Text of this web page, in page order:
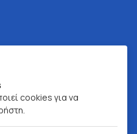
cookies για να